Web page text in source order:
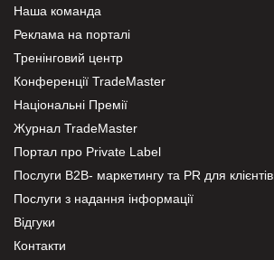
Наша команда
Реклама на порталі
Тренінговий центр
Конференції TradeMaster
Національні Премії
Журнал TradeMaster
Портал про Private Label
Послуги В2В- маркетингу та PR для клієнтів
Послуги з надання інформації
Відгуки
Контакти